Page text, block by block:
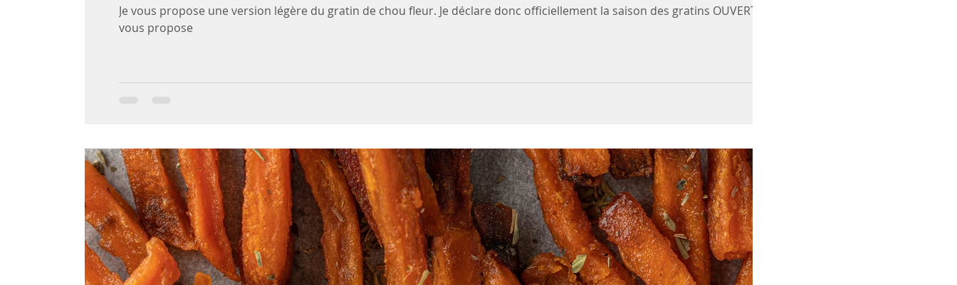
Je vous propose une version légère du gratin de chou fleur. Je déclare donc officiellement la saison des gratins OUVERTE ! Je
vous propose